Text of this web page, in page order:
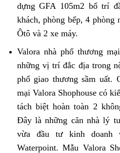
dựng GFA 105m2 bố trí
khách, phòng bếp, 4
Ôtô và 2 xe máy.
Valora nhà phố thương
những vị trí đắc địa trong
phố giao thương sầm uất.
mại Valora Shophouse có
tách biệt hoàn toàn 2
Đây là những căn nhà lý
vừa đầu tư kinh
Waterpoint. Mẫu Valora